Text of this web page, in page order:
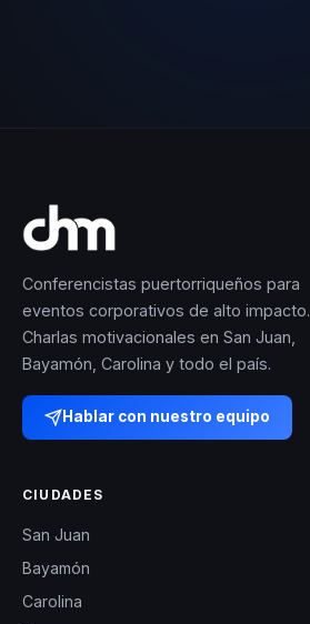
Conferencistas puertorriqueños para
eventos corporativos de alto impacto.
Charlas motivacionales en San Juan,
Bayamón, Carolina y todo el país.
Hablar con nuestro equipo
CIUDADES
San Juan
Bayamón
Carolina